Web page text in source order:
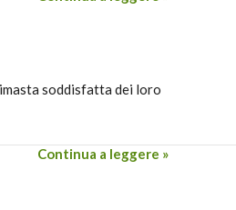
soddisfatta dei loro
Continua a leggere »